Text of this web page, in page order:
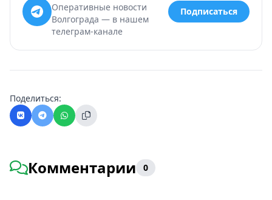
Оперативные новости
Волгограда — в нашем
телеграм-канале
Подписаться
Поделиться:
Комментарии 0